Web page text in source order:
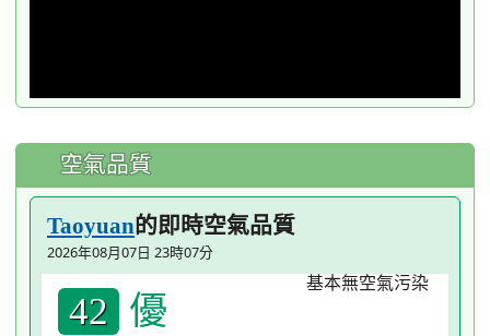
空氣品質
Taoyuan的即時空氣品質
2026年08月07日 23時07分
42 優